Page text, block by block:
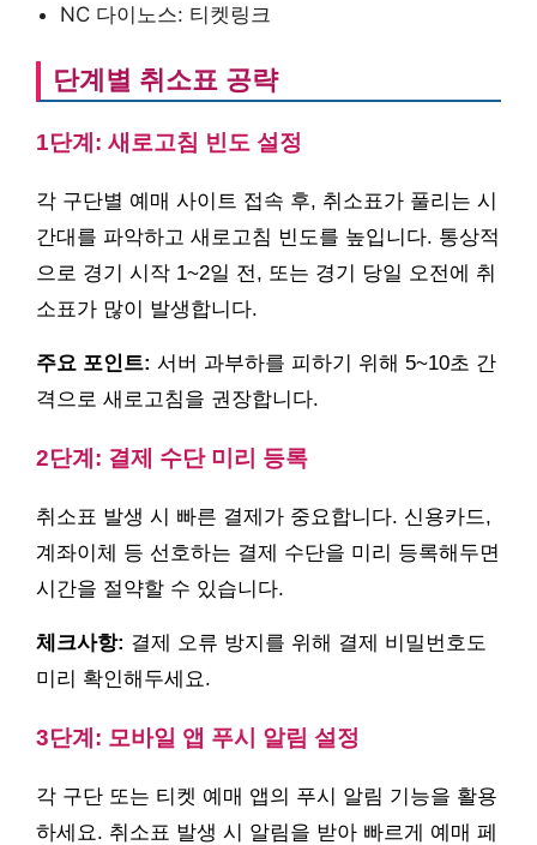
NC 다이노스: 티켓링크
단계별 취소표 공략
1단계: 새로고침 빈도 설정
각 구단별 예매 사이트 접속 후, 취소표가 풀리는 시
간대를 파악하고 새로고침 빈도를 높입니다. 통상적
으로 경기 시작 1~2일 전, 또는 경기 당일 오전에 취
소표가 많이 발생합니다.
주요 포인트: 서버 과부하를 피하기 위해 5~10초 간
격으로 새로고침을 권장합니다.
2단계: 결제 수단 미리 등록
취소표 발생 시 빠른 결제가 중요합니다. 신용카드,
계좌이체 등 선호하는 결제 수단을 미리 등록해두면
시간을 절약할 수 있습니다.
체크사항: 결제 오류 방지를 위해 결제 비밀번호도
미리 확인해두세요.
3단계: 모바일 앱 푸시 알림 설정
각 구단 또는 티켓 예매 앱의 푸시 알림 기능을 활용
하세요. 취소표 발생 시 알림을 받아 빠르게 예매 페